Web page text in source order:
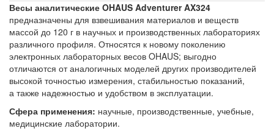
Весы аналитические OHAUS Adventurer AX324
предназначены для взвешивания материалов и веществ
массой до 120 г в научных и производственных лабораториях
различного профиля. Относятся к новому поколению
электронных лабораторных весов OHAUS; выгодно
отличаются от аналогичных моделей других производителей
высокой точностью измерения, стабильностью показаний,
а также надежностью и удобством в эксплуатации.
Сфера применения: научные, производственные, учебные,
медицинские лаборатории.